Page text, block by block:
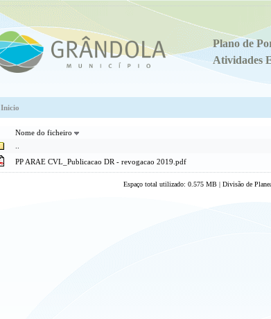
Plano de
Atividades
Inicio
Nome do ficheiro
PP ARAE CVL_Publicacao DR - revogacao 2019.pdf
Espaço total utilizado: 0.575 MB | Divisão de